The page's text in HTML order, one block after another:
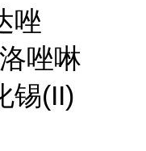
唑
唑啉
锡(II)